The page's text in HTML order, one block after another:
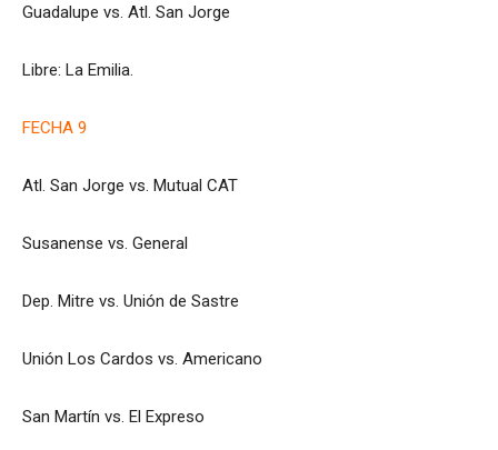
Guadalupe vs. Atl. San Jorge
Libre: La Emilia.
FECHA 9
Atl. San Jorge vs. Mutual CAT
Susanense vs. General
Dep. Mitre vs. Unión de Sastre
Unión Los Cardos vs. Americano
San Martín vs. El Expreso